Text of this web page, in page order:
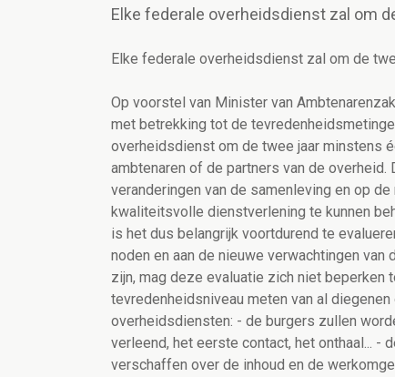
Elke federale overheidsdienst zal om
Elke federale overheidsdienst zal om de
Op voorstel van Minister van
met betrekking tot de
overheidsdienst om de twee jaar minstens
ambtenaren of de partners van de
veranderingen van de samenleving en op
kwaliteitsvolle dienstverlening te kunnen
is het dus belangrijk voortdurend te
noden en aan de nieuwe verwachtingen
zijn, mag deze evaluatie zich niet beperken
tevredenheidsniveau meten van al
overheidsdiensten: - de burgers zullen
verleend, het eerste contact, het onthaal... -
verschaffen over de inhoud en de